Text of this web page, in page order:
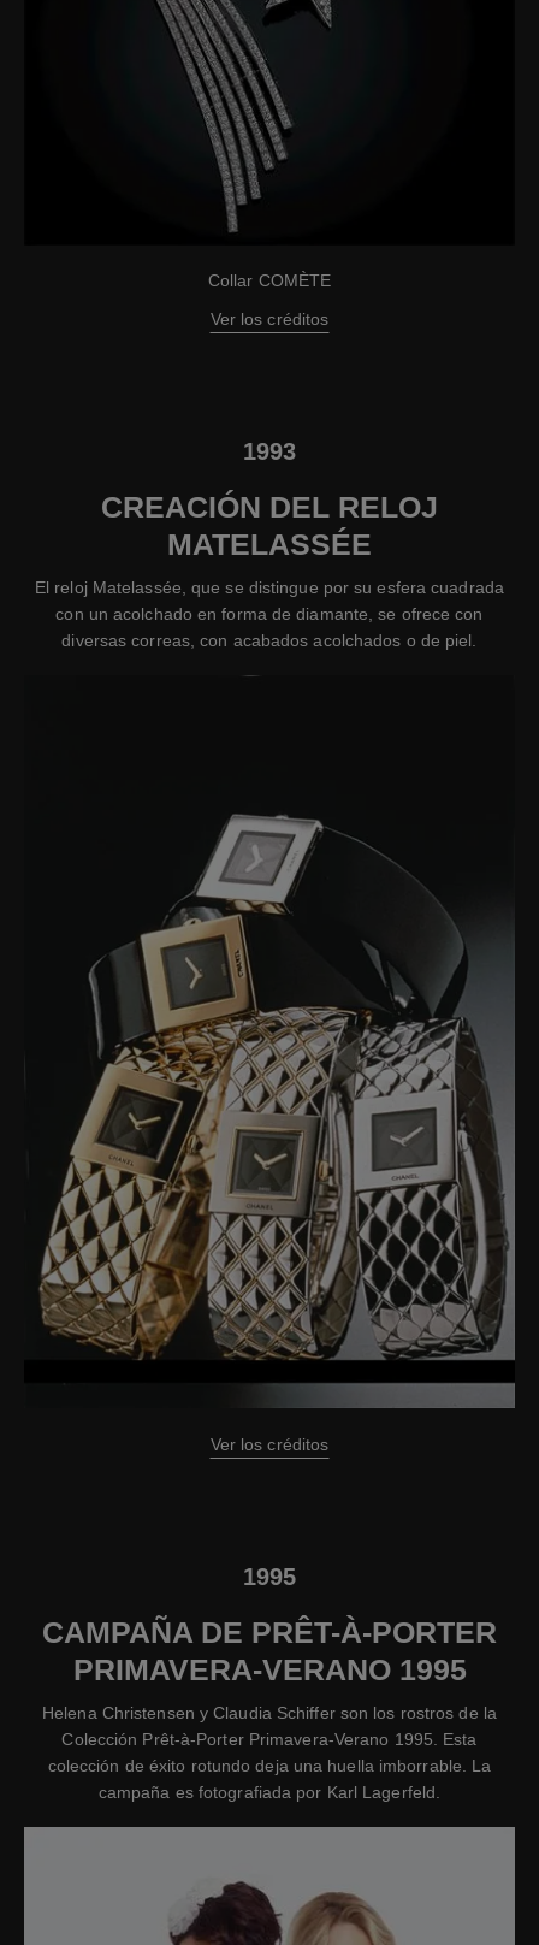
Collar COMÈTE
Ver los créditos
1993
CREACIÓN DEL RELOJ
MATELASSÉE
El reloj Matelassée, que se distingue por su esfera cuadrada
con un acolchado en forma de diamante, se ofrece con
diversas correas, con acabados acolchados o de piel.
Ver los créditos
1995
CAMPAÑA DE PRÊT-À-PORTER
PRIMAVERA-VERANO 1995
Helena Christensen y Claudia Schiffer son los rostros de la
Colección Prêt-à-Porter Primavera-Verano 1995. Esta
colección de éxito rotundo deja una huella imborrable. La
campaña es fotografiada por Karl Lagerfeld.